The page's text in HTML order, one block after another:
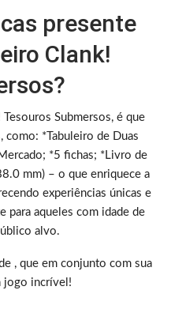
presente
Clank!
Submersos, é que
como: *Tabuleiro de Duas
*5 fichas; *Livro de
mm) – o que enriquece a
experiências únicas e
para aqueles com idade de
alvo.
, que em conjunto com sua
jogo incrível!